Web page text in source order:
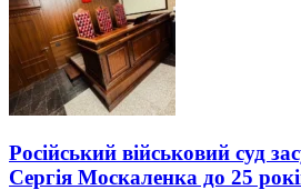
Російський військовий суд
Сергія Москаленка до 25